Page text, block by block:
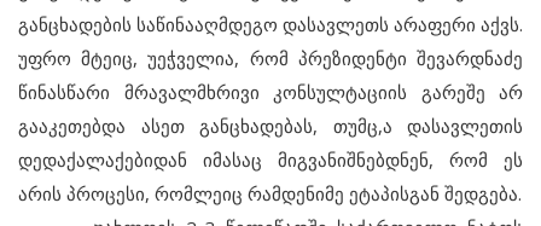
განცხადების საწინააღმდეგო დასავლეთს არაფერი აქვს.
უფრო მტეიც, უეჭველია, რომ პრეზიდენტი შევარდნაძე
წინასწარი მრავალმხრივი კონსულტაციის გარეშე არ
გააკეთებდა ასეთ განცხადებას, თუმც,ა დასავლეთის
დედაქალაქებიდან იმასაც მიგვანიშნებდნენ, რომ ეს
არის პროცესი, რომლეიც რამდენიმე ეტაპისგან შედგება.